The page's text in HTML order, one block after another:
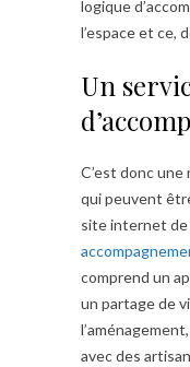
logique
l’espace et ce,
Un
C’est donc
qui peuvent
site internet
comprend un
un partage de
avec des